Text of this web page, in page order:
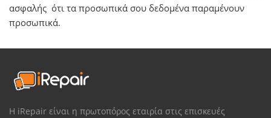
ασφαλής ότι τα προσωπικά σου δεδομένα παραμένουν
προσωπικά.
Η iRepair είναι η πρωτοπόρος εταιρία στις επισκευές